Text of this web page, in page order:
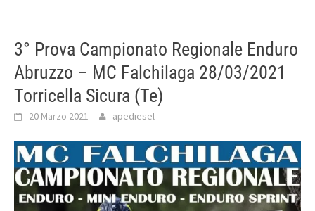
3° Prova Campionato Regionale Enduro
Abruzzo – MC Falchilaga 28/03/2021
Torricella Sicura (Te)
20 Marzo 2021 apediesel